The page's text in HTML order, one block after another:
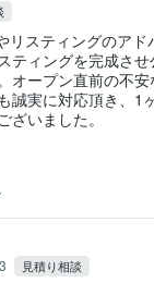
リスティングのアド
ティングを完成さ
オープン直前の不
誠実に対応頂き、1
ざいました。
見積り相談